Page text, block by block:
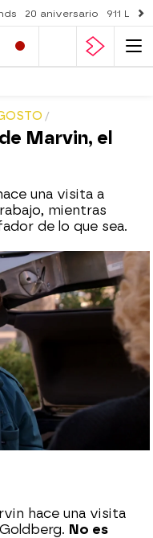
20 aniversario 911
Marvin, el
una visita a
mientras
de lo que sea.
16:45
hace una visita
No es